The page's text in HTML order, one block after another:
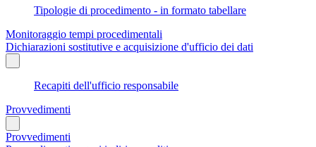
Tipologie di procedimento - in formato tabellare
Monitoraggio tempi procedimentali
Dichiarazioni sostitutive e acquisizione d'ufficio dei dati
Recapiti dell'ufficio responsabile
Provvedimenti
Provvedimenti